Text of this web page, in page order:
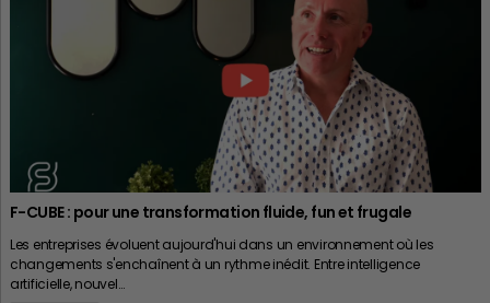
F-CUBE : pour une transformation fluide, fun et frugale
Les entreprises évoluent aujourd'hui dans un environnement où les
changements s'enchaînent à un rythme inédit. Entre intelligence
artificielle, nouvel…